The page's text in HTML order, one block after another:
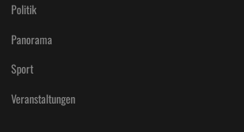
Politik
Panorama
Sport
Veranstaltungen